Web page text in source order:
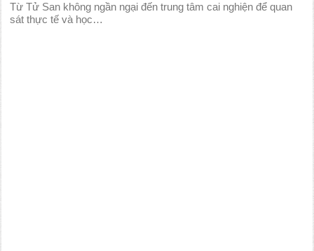
Từ Tử San không ngần ngại đến trung tâm cai nghiện để quan
sát thực tế và học…